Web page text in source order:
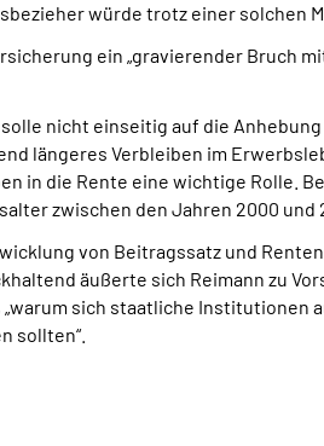
würde trotz einer solchen
ein „gravierender Bruch
nicht einseitig auf die
längeres Verbleiben im
in die Rente eine wichtige Rolle.
zwischen den Jahren 2000 und
von Beitragssatz und
äußerte sich Reimann zu
sich staatliche
sollten“.